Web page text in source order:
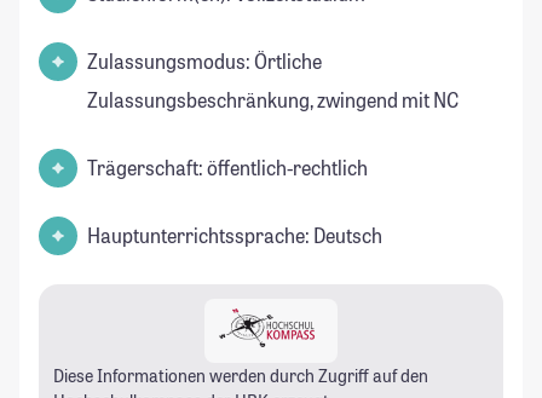
Zulassungsmodus: Örtliche
Zulassungsbeschränkung, zwingend mit NC
Trägerschaft: öffentlich-rechtlich
Hauptunterrichtssprache: Deutsch
Diese Informationen werden durch Zugriff auf den